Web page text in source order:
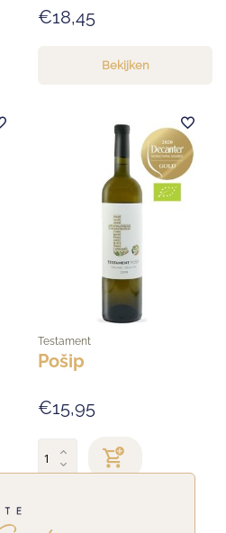
€18,45
Bekijken
Testament
Pošip
€15,95